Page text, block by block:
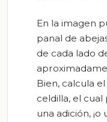
En la imagen
panal de
de cada lado
Bien, calcula
celdilla, el
una adición,